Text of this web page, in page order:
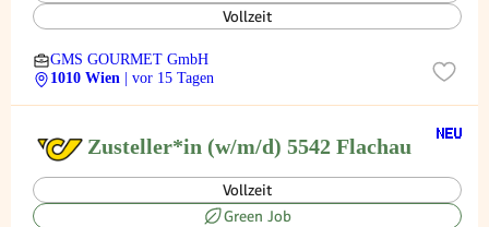
Vollzeit
GMS GOURMET GmbH
1010 Wien
| vor 15 Tagen
Zusteller*in (w/m/d) 5542 Flachau
Vollzeit
Green Job